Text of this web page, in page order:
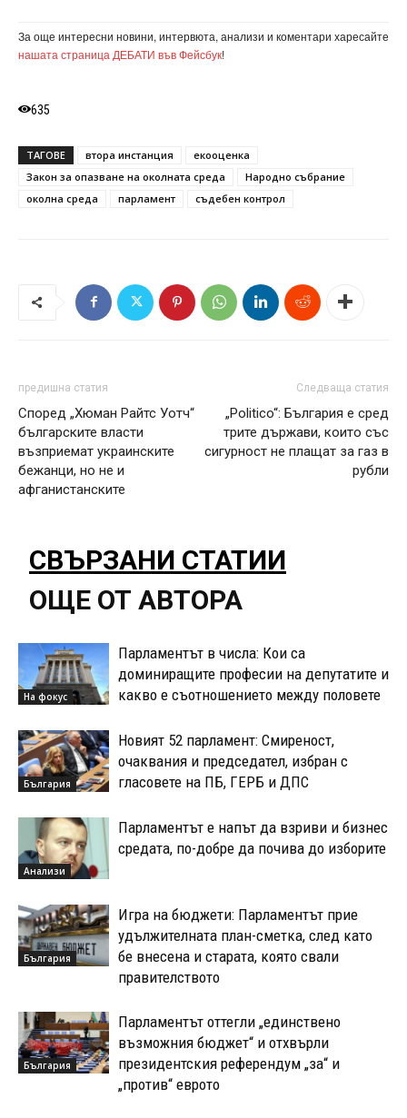
За още интересни новини, интервюта, анализи и коментари харесайте
нашата страница ДЕБАТИ във Фейсбук!
635
ТАГОВЕ втора инстанция
екооценка
Закон за опазване на околната среда
Народно събрание
околна среда
парламент съдебен контрол
предишна статия
Според „Хюман Райтс Уотч“
българските власти
възприемат украинските
бежанци, но не и
афганистанските
Следваща статия
„Politico“: България е сред
трите държави, които със
сигурност не плащат за газ в
рубли
СВЪРЗАНИ СТАТИИ
ОЩЕ ОТ АВТОРА
На фокус
Парламентът в числа: Кои са
доминиращите професии на депутатите и
какво е съотношението между половете
България
Новият 52 парламент: Смиреност,
очаквания и председател, избран с
гласовете на ПБ, ГЕРБ и ДПС
Анализи
Парламентът е напът да взриви и бизнес
средата, по-добре да почива до изборите
България
Игра на бюджети: Парламентът прие
удължителната план-сметка, след като
бе внесена и старата, която свали
правителството
България
Парламентът оттегли „единствено
възможния бюджет“ и отхвърли
президентския референдум „за“ и
„против“ еврото